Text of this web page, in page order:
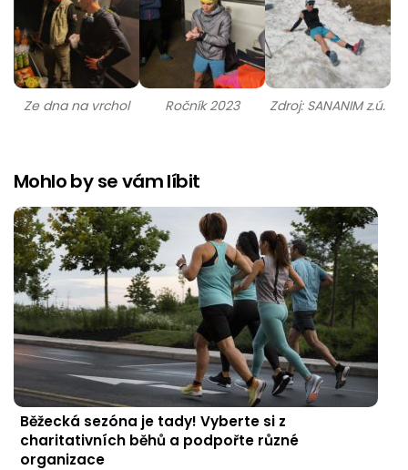
Ze dna na vrchol Ročník 2023 Zdroj: SANANIM z.ú.
Mohlo by se vám líbit
Běžecká sezóna je tady! Vyberte si z
charitativních běhů a podpořte různé
organizace